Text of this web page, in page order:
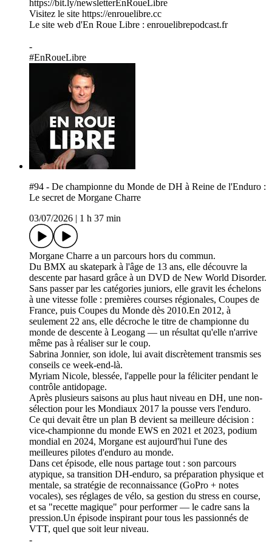
https://bit.ly/newsletterEnRoueLibre
Visitez le site https://enrouelibre.cc
Le site web d'En Roue Libre : enrouelibrepodcast.fr
-
#EnRoueLibre
#94 - De championne du Monde de DH à Reine de l'Enduro :
Le secret de Morgane Charre
03/07/2026
1 h 37 min
Morgane Charre a un parcours hors du commun.
Du BMX au skatepark à l'âge de 13 ans, elle découvre la
descente par hasard grâce à un DVD de New World Disorder.
Sans passer par les catégories juniors, elle gravit les échelons
à une vitesse folle : premières courses régionales, Coupes de
France, puis Coupes du Monde dès 2010.En 2012, à
seulement 22 ans, elle décroche le titre de championne du
monde de descente à Leogang — un résultat qu'elle n'arrive
même pas à réaliser sur le coup.
Sabrina Jonnier, son idole, lui avait discrètement transmis ses
conseils ce week-end-là.
Myriam Nicole, blessée, l'appelle pour la féliciter pendant le
contrôle antidopage.
Après plusieurs saisons au plus haut niveau en DH, une non-
sélection pour les Mondiaux 2017 la pousse vers l'enduro.
Ce qui devait être un plan B devient sa meilleure décision :
vice-championne du monde EWS en 2021 et 2023, podium
mondial en 2024, Morgane est aujourd'hui l'une des
meilleures pilotes d'enduro au monde.
Dans cet épisode, elle nous partage tout : son parcours
atypique, sa transition DH-enduro, sa préparation physique et
mentale, sa stratégie de reconnaissance (GoPro + notes
vocales), ses réglages de vélo, sa gestion du stress en course,
et sa "recette magique" pour performer — le cadre sans la
pression.Un épisode inspirant pour tous les passionnés de
VTT, quel que soit leur niveau.
-